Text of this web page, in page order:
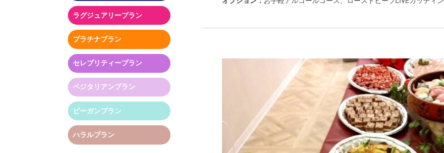
ラグジュアリープラン
プラチナプラン
セレブリティープラン
ベジタリアンプラン
ビーガンプラン
ハラルプラン